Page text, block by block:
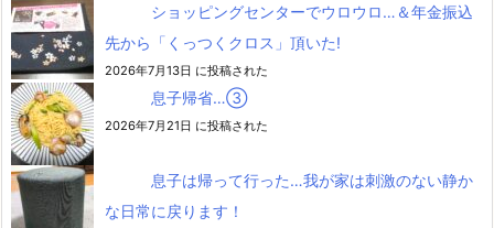
ショッピングセンターでウロウロ…＆年金振込
先から「くっつくクロス」頂いた!
2026年7月13日 に投稿された
息子帰省…③
2026年7月21日 に投稿された
息子は帰って行った…我が家は刺激のない静か
な日常に戻ります！